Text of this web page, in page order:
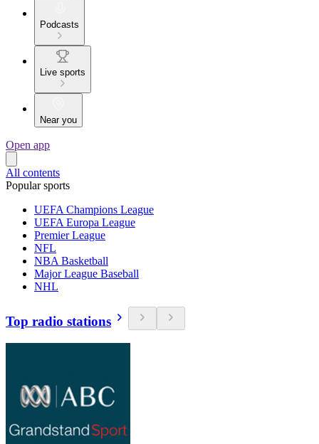
Podcasts
Live sports
Near you
Open app
All contents
Popular sports
UEFA Champions League
UEFA Europa League
Premier League
NFL
NBA Basketball
Major League Baseball
NHL
Top radio stations